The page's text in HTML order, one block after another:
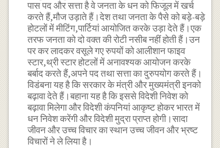
पास पद और सत्ता है वे जनता के धन को फिजूल में खर्च
करते हैं,मौज उड़ाते हैं।देश तथा जनता के पैसे को बड़े-बड़े
होटलों में मीटिंग,पार्टियां आयोजित करके उड़ा देते हैं।एक
तरफ जनता को दो वक्त की रोटी नसीब नहीं होती हैं।उन
पर कर लादकर वसूले गए रुपयों को आलीशान फाइव
स्टार,थ्री स्टार होटलों में अनावश्यक आयोजन करके
बर्बाद करते हैं,अपने पद तथा सत्ता का दुरुपयोग करते हैं।
विडंबना यह है कि सरकार के मंत्री और मुख्यमंत्री इनको
बढ़ावा देते हैं।बहाना यह है कि इससे विदेशी निवेश को
बढ़ावा मिलेगा और विदेशी कंपनियां आकृष्ट होकर भारत में
धन निवेश करेंगी और विदेशी मुद्रा प्राप्त होगी।सादा
जीवन और उच्च विचार का स्थान उच्च जीवन और भ्रष्ट
विचारों ने ले लिया है।